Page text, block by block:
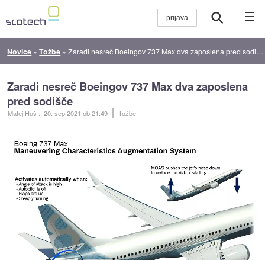
☰
Novice »Tožbe »Zaradi nesreč Boeingov 737 Max dva zaposlena pred sodišče
Zaradi nesreč Boeingov 737 Max dva zaposlena
pred sodišče
Matej Huš ::20. sep 2021 ob 21:49 Tožbe